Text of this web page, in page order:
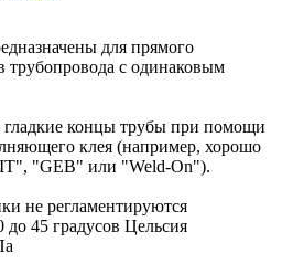
для прямого
трубопровода с одинаковым
концы трубы при помощи
клея (например, хорошо
"GEB" или "Weld-On").
не регламентируются
до 45 градусов Цельсия